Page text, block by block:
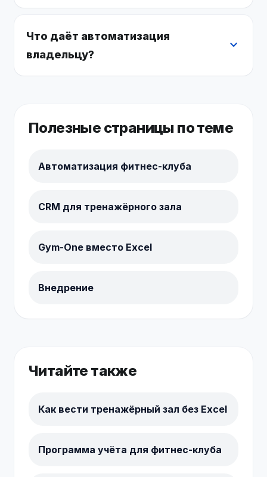
Что даёт автоматизация
владельцу?
expand_more
Полезные страницы по теме
Автоматизация фитнес-клуба
CRM для тренажёрного зала
Gym-One вместо Excel
Внедрение
Читайте также
Как вести тренажёрный зал без Excel
Программа учёта для фитнес-клуба